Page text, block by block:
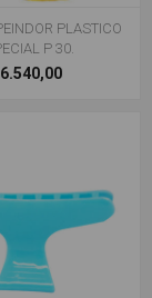
PLASTICO
P 30.